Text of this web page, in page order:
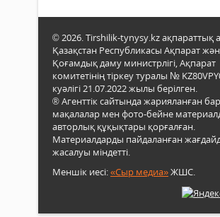
© 2026. Tirshilik-tynysy.kz ақпараттық
Қазақстан Республикасы Ақпарат
Қоғамдық даму министрлігі, Ақпарат
комитетінің тіркеу туралы №
куәлігі 21.07.2022 жылы берілген.
® Агенттік сайтында жарияланған
мақалалар мен фото-бейне
авторлық құқықтары қорғалған.
Материалдарды пайдаланған
жасалуы міндетті.
Меншік иесі:«Сыр медиа»ЖШС.